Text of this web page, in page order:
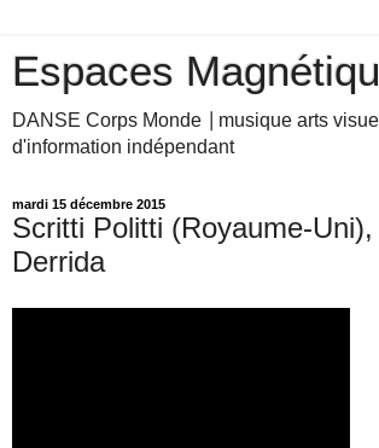
Espaces
DANSE Corps Monde ⎥ musique arts
d'information indépendant
mardi 15 décembre 2015
Scritti Politti (Royaume-
Derrida